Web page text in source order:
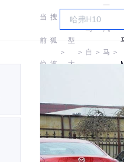
当
前
位
搜
狐
汽
＞
车
型
大
＞
马
自 ＞
一
汽
马 ＞